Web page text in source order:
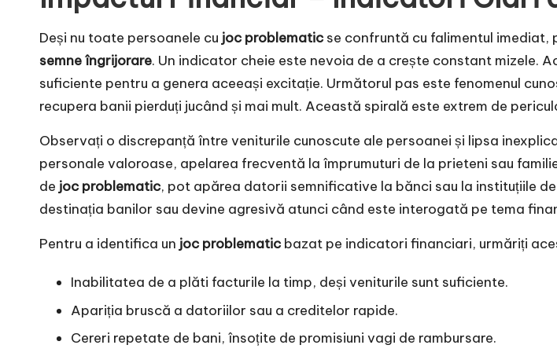
Deși nu toate persoanele cu joc problematic se confruntă cu falimentul imediat,
semne îngrijorare. Un indicator cheie este nevoia de a crește constant mizele.
suficiente pentru a genera aceeași excitație. Următorul pas este fenomenul
recupera banii pierduți jucând și mai mult. Această spirală este extrem de
Observați o discrepanță între veniturile cunoscute ale persoanei și lipsa
personale valoroase, apelarea frecventă la împrumuturi de la prieteni sau
de joc problematic, pot apărea datorii semnificative la bănci sau la instituțiile
destinația banilor sau devine agresivă atunci când este interogată pe tema
Pentru a identifica un joc problematic bazat pe indicatori financiari, urmăriți
Inabilitatea de a plăti facturile la timp, deși veniturile sunt suficiente.
Apariția bruscă a datoriilor sau a creditelor rapide.
Cereri repetate de bani, însoțite de promisiuni vagi de rambursare.